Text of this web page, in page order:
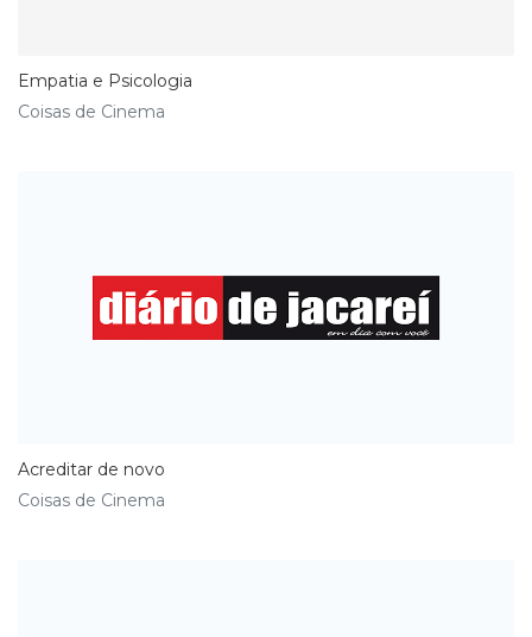
Empatia e Psicologia
Coisas de Cinema
Acreditar de novo
Coisas de Cinema